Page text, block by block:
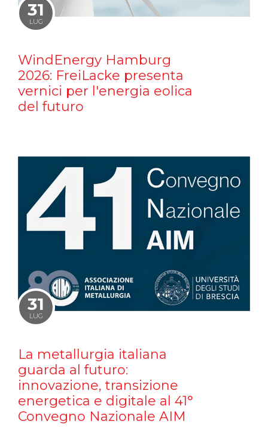
31
LUG
WindEnergy Hamburg
2026: FreiLacke presenta
vernici per l'energia eolica
del futuro
31
LUG
La metallurgia italiana
guarda al futuro:
innovazione, transizione
energetica e digitale al 41°
Convegno Nazionale AIM